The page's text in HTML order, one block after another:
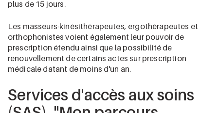
plus de 15 jours.
Les masseurs-kinésithérapeutes, ergothérapeutes et
orthophonistes voient également leur pouvoir de
prescription étendu ainsi que la possibilité de
renouvellement de certains actes sur prescription
médicale datant de moins d'un an.
Services d'accès aux soins